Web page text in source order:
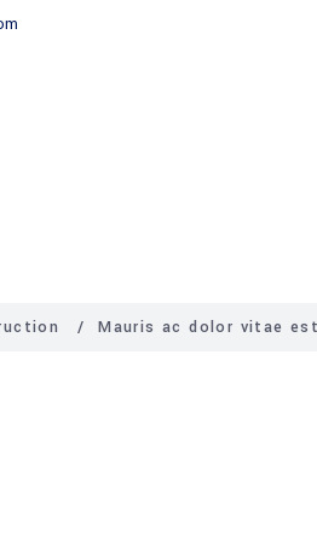
/Mauris ac dolor vitae